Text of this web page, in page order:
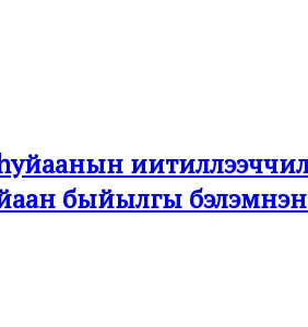
быйылгы